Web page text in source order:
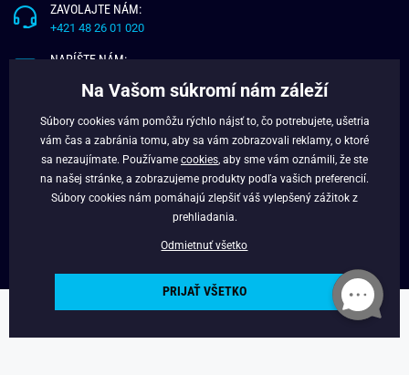
ZAVOLAJTE NÁM:
+421 48 26 01 020
NAPÍŠTE NÁM:
O NÁS
VERNOSTNÝ PROGRAM
BLOG
Copyright © 2025 - Budchlap.sk Všetky práva vyhradené. webdesign ©
Na Vašom súkromí nám záleží
Súbory cookies vám pomôžu rýchlo nájsť to, čo potrebujete, ušetria
vám čas a zabránia tomu, aby sa vám zobrazovali reklamy, o ktoré
sa nezaujímate. Používame cookies , aby sme vám oznámili, že ste
na našej stránke, a zobrazujeme produkty podľa vašich preferencií.
Súbory cookies nám pomáhajú zlepšiť váš vylepšený zážitok z
prehliadania.
Odmietnuť všetko
PRIJAŤ VŠETKO